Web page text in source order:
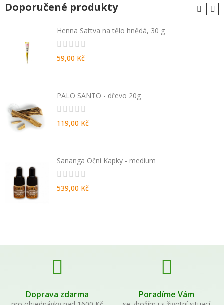
Doporučené produkty
Henna Sattva na tělo hnědá, 30 g
59,00 Kč
PALO SANTO - dřevo 20g
119,00 Kč
Sananga Oční Kapky - medium
539,00 Kč
Doprava zdarma Poradíme Vám